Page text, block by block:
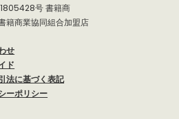
号 書籍商
籍商業協同組合加盟店
せ
ド
法に基づく表記
ーポリシー